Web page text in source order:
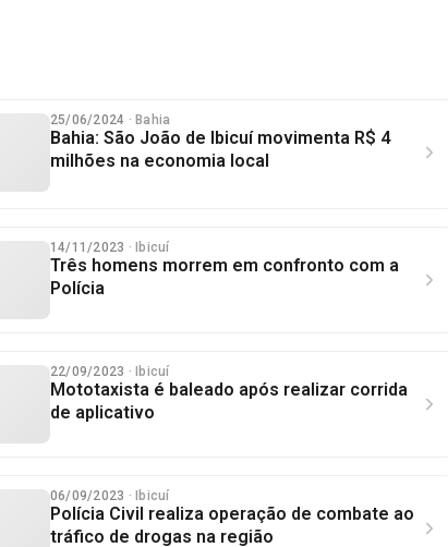
25/06/2024 · Bahia
Bahia: São João de Ibicuí movimenta R$ 4
milhões na economia local
14/11/2023 · Ibicuí
Três homens morrem em confronto com a
Polícia
22/09/2023 · Ibicuí
Mototaxista é baleado após realizar corrida
de aplicativo
06/09/2023 · Ibicuí
Polícia Civil realiza operação de combate ao
tráfico de drogas na região